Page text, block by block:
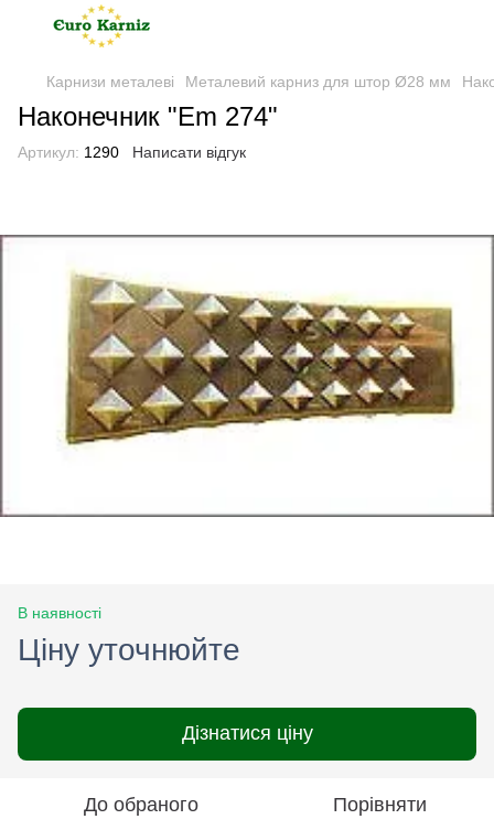
Карнизи металеві Металевий карниз для штор Ø28 мм
Наконечник "Еm 274"
Артикул: 1290 Написати відгук
В наявності
Ціну уточнюйте
Дізнатися ціну
До обраного Порівняти